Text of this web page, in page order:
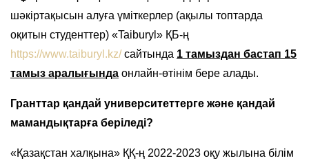
шәкіртақысын алуға үміткерлер (ақылы топтарда
оқитын студенттер) «Taiburyl» ҚБ-ң
https://www.taiburyl.kz/сайтында 1 тамыздан бастап 15
тамыз аралығында онлайн-өтінім бере алады.
Гранттар қандай университеттерге және қандай
мамандықтарға беріледі?
«Қазақстан халқына» ҚҚ-ң 2022-2023 оқу жылына білім